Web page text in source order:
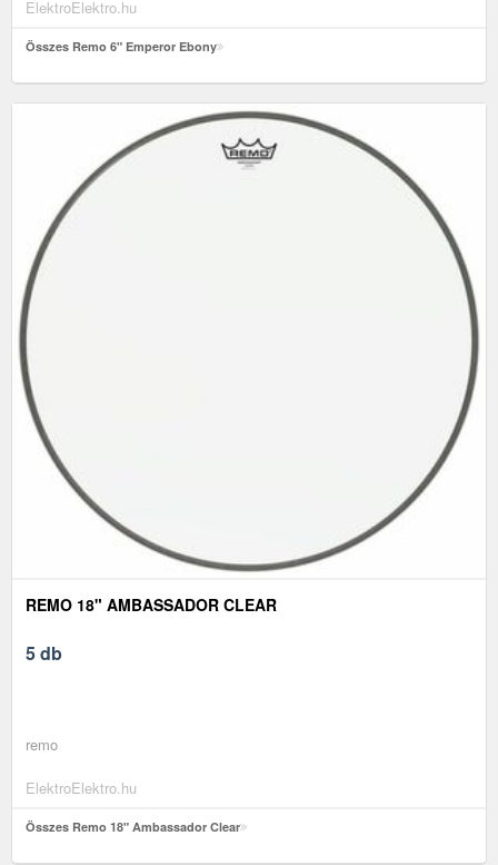
ElektroElektro.hu
Összes Remo 6" Emperor Ebony
REMO 18" AMBASSADOR CLEAR
5 db
remo
ElektroElektro.hu
Összes Remo 18" Ambassador Clear